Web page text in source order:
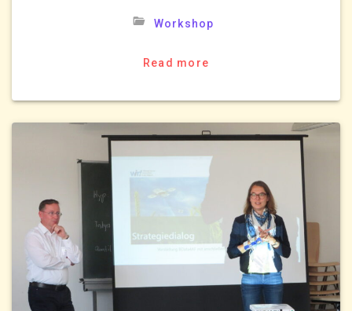
Workshop
Read more